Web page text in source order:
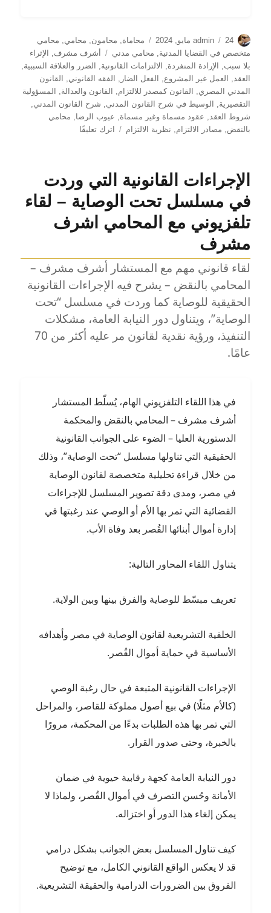
الكاتبadmin
نُشرت
في
24 مايو, 2024 التصنيفات
محاماة, محامون, محامي, محامي
متخصص في القضايا المدنية, محامي مدني الوسوم
أشرف مشرف,
الإثراء
بلا سبب, الإرادة المنفردة, الالتزامات القانونية, الضرر والعلاقة السببية,
العقد, العمل غير المشروع, الفعل الضار , الفقه القانوني,
القانون
المدني المصري, القانون كمصدر للالتزام, القانون والعدالة,
المسؤولية
التقصيرية, الوسيط في شرح القانون المدني, شرح القانون المدني,
شروط العقد, عقود مسماة وغير مسماة, عيوب الرضا, محامي
بالنقض, مصادر الالتزام, نظرية الالتزام اترك تعليقًا
القانون
المدني
المصري
الإجراءات القانونية التي وردت
في مسلسل تحت الوصاية – لقاء
تلفزيوني مع المحامي اشرف
مشرف
لقاء قانوني مهم مع المستشار أشرف مشرف –
المحامي بالنقض – يشرح فيه الإجراءات القانونية
الحقيقية للوصاية كما وردت في مسلسل “تحت
الوصاية”، ويتناول دور النيابة العامة، مشكلات
التنفيذ، ورؤية نقدية لقانون مر عليه أكثر من 70
عامًا.
في هذا اللقاء التلفزيوني الهام، يُسلّط المستشار
أشرف مشرف – المحامي بالنقض والمحكمة
الدستورية العليا – الضوء على الجوانب القانونية
الحقيقية التي تناولها مسلسل “تحت الوصاية”، وذلك
من خلال قراءة تحليلية متخصصة لقانون الوصاية
في مصر، ومدى دقة تصوير المسلسل للإجراءات
القضائية التي تمر بها الأم أو الوصي عند رغبتها في
إدارة أموال أبنائها القُصر بعد وفاة الأب.
يتناول اللقاء المحاور التالية:
تعريف مبسّط للوصاية والفرق بينها وبين الولاية.
الخلفية التشريعية لقانون الوصاية في مصر وأهدافه
الأساسية في حماية أموال القُصر.
الإجراءات القانونية المتبعة في حال رغبة الوصي
(كالأم مثلًا) في بيع أصول مملوكة للقاصر، والمراحل
التي تمر بها هذه الطلبات بدءًا من المحكمة، مرورًا
بالخبرة، وحتى صدور القرار.
دور النيابة العامة كجهة رقابية حيوية في ضمان
الأمانة وحُسن التصرف في أموال القُصر، ولماذا لا
يمكن إلغاء هذا الدور أو اختزاله.
كيف تناول المسلسل بعض الجوانب بشكل درامي
قد لا يعكس الواقع القانوني الكامل، مع توضيح
الفروق بين الضرورات الدرامية والحقيقة التشريعية.